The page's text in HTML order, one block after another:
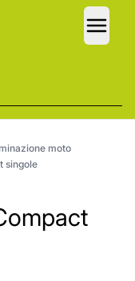
moto
singole